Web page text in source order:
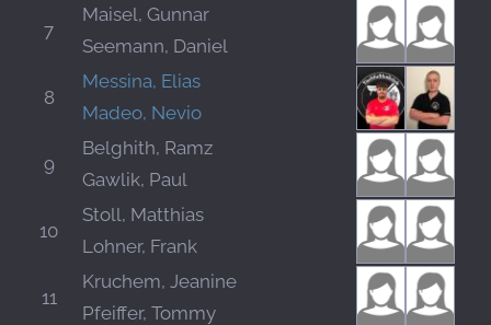
7
Maisel, Gunnar
Seemann, Daniel
8
Messina, Elias
Madeo, Nevio
9
Belghith, Ramz
Gawlik, Paul
10
Stoll, Matthias
Lohner, Frank
11
Kruchem, Jeanine
Pfeiffer, Tommy